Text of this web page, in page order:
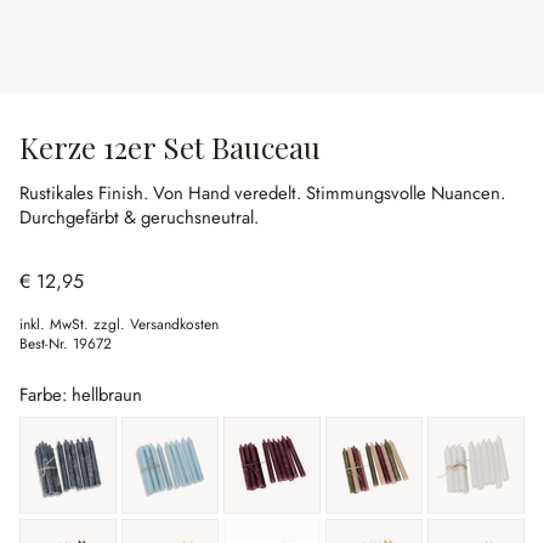
Kerze 12er Set Bauceau
Rustikales Finish. Von Hand veredelt. Stimmungsvolle Nuancen.
Durchgefärbt & geruchsneutral.
€ 12,95
inkl. MwSt. zzgl. Versandkosten
Best-Nr. 19672
Farbe: hellbraun
anthrazit blau bordeaux bunt creme